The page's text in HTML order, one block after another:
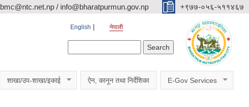
bmc@ntc.net.np / info@bharatpurmun.gov.np ‌‌+९७७-०५६-५११४६७
English नेपाली
शाखा/उप-शाखा/इकाई ऐन, कानून तथा निर्देशिका E-Gov Services